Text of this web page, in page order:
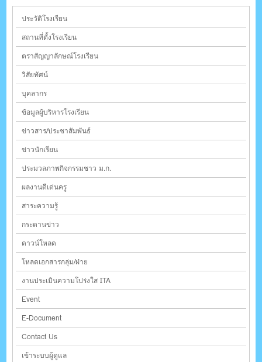
ประวัติโรงเรียน
สถานที่ตั้งโรงเรียน
ตราสัญญาลักษณ์โรงเรียน
วิสัยทัศน์
บุคลากร
ข้อมูลผู้บริหารโรงเรียน
ข่าวสาร/ประชาสัมพันธ์
ข่าวนักเรียน
ประมวลภาพกิจกรรมชาว ม.ก.
ผลงานดีเด่นครู
สาระความรู้
กระดานข่าว
ดาวน์โหลด
โหลดเอกสารกลุ่ม/ฝ่าย
งานประเมินความโปร่งใส ITA
Event
E-Document
Contact Us
เข้าระบบผู้ดูแล